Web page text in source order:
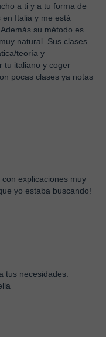
a ti y a tu forma de
Italia y me está
su método es
natural. Sus clases
teoría y
tu italiano y coger
pocas clases ya notas
explicaciones muy
yo estaba buscando!
tus necesidades.